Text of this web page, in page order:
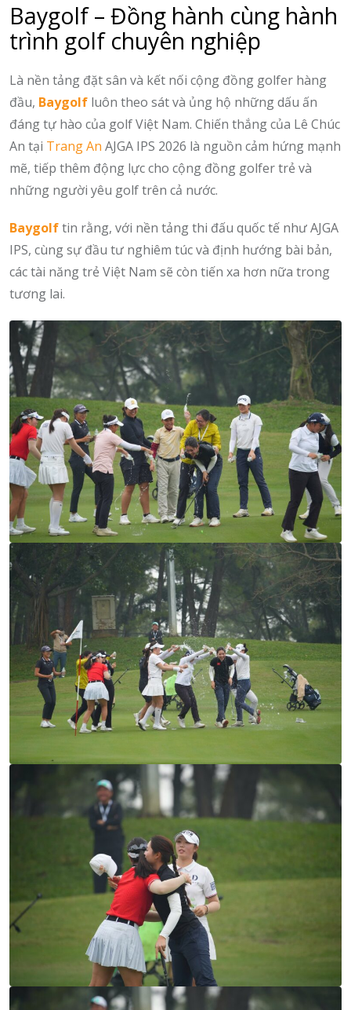
Baygolf – Đồng hành cùng hành
trình golf chuyên nghiệp
Là nền tảng đặt sân và kết nối cộng đồng golfer hàng
đầu, Baygolf luôn theo sát và ủng hộ những dấu ấn
đáng tự hào của golf Việt Nam. Chiến thắng của Lê Chúc
An tại Trang An AJGA IPS 2026 là nguồn cảm hứng mạnh
mẽ, tiếp thêm động lực cho cộng đồng golfer trẻ và
những người yêu golf trên cả nước.
Baygolftin rằng, với nền tảng thi đấu quốc tế như AJGA
IPS, cùng sự đầu tư nghiêm túc và định hướng bài bản,
các tài năng trẻ Việt Nam sẽ còn tiến xa hơn nữa trong
tương lai.